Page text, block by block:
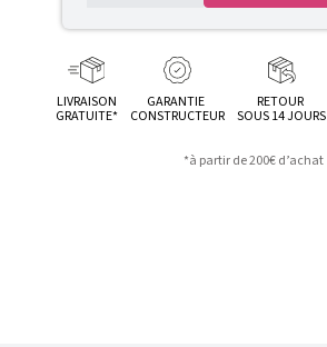
LIVRAISON
GRATUITE*
GARANTIE
CONSTRUCTEUR
RETOUR
SOUS 14 JOURS
*à partir de 200€ d’achat